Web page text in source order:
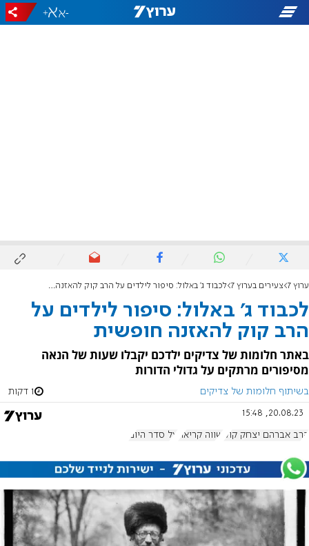
-
+
ערוץ 7 צעירים בערוץ 7 לכבוד ג' באלול: סיפור לילדים על הרב קוק להאזנה חופשית
לכבוד ג' באלול: סיפור לילדים על
הרב קוק להאזנה חופשית
באתר חלומות של צדיקים ילדכם יקבלו שעות של הנאה
מסיפורים מרתקים על גדולי הדורות
בשיתוף חלומות של צדיקים 1 דקות
20.08.23, 15:48
הרב אברהם יצחק קוק שווה קריאה על סדר היום